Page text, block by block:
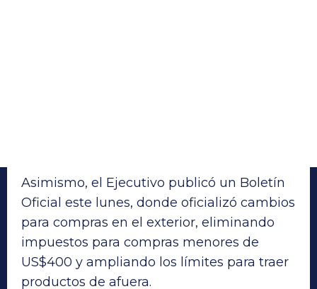
Asimismo, el Ejecutivo publicó un Boletín
Oficial este lunes, donde oficializó cambios
para compras en el exterior, eliminando
impuestos para compras menores de
US$400 y ampliando los límites para traer
productos de afuera.